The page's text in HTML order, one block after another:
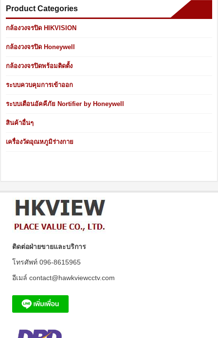
Product Categories
กล้องวงจรปิด HIKVISION
กล้องวงจรปิด Honeywell
กล้องวงจรปิดพร้อมติดตั้ง
ระบบควบคุมการเข้าออก
ระบบเตือนอัคคีภัย Nortifier by Honeywell
สินค้าอื่นๆ
เครื่องวัดอุณหภูมิร่างกาย
ติดต่อฝ่ายขายและบริการ
โทรศัพท์ 096-8615965
อีเมล์ contact@hawkviewcctv.com